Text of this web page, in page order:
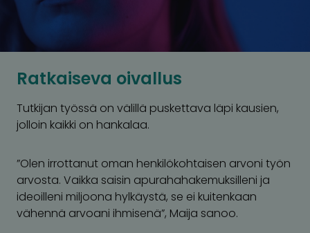
Ratkaiseva oivallus
Tutkijan työssä on välillä puskettava läpi kausien,
jolloin kaikki on hankalaa.
”Olen irrottanut oman henkilökohtaisen arvoni työn
arvosta. Vaikka saisin apurahahakemuksilleni ja
ideoilleni miljoona hylkäystä, se ei kuitenkaan
vähennä arvoani ihmisenä”, Maija sanoo.